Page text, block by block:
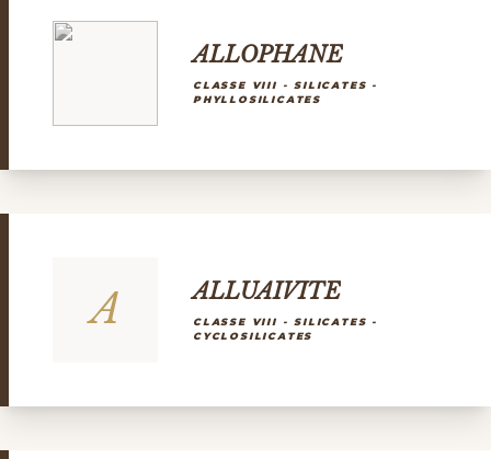
ALLOPHANE
CLASSE VIII - SILICATES -
PHYLLOSILICATES
A ALLUAIVITE
CLASSE VIII - SILICATES -
CYCLOSILICATES